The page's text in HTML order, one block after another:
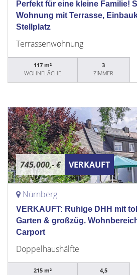
Perfekt für eine kleine Familie!
Wohnung mit Terrasse,
Stellplatz
Terrassenwohnung
117 m²
WOHNFLÄCHE
3
ZIMMER
745.000,- € VERKAUFT
Nürnberg
VERKAUFT: Ruhige DHH mit
Garten & großzüg.
Carport
Doppelhaushälfte
215 m²
4,5